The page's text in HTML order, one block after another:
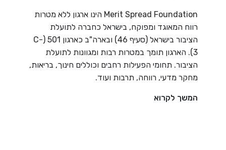
Merit Spread Foundation הינו ארגון ללא מטרות
רווח המאוגד ומפוקח, בישראל כחברה לתועלת
הציבור בישראל (סעיף 46) ובארה"ב כארגון 501 (C-
3). הארגון תומך במטרות רבות ומגוונות לתועלת
הציבור. תחומי הפעילות רחבים וכוללים חינוך, בריאות,
מחקר מדעי, רווחה, תרבות ועוד.
המשך לקרוא